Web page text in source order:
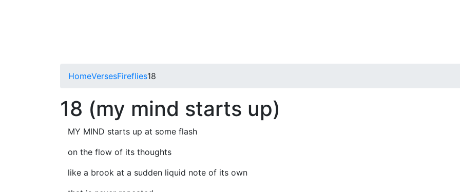
HomeVersesFireflies18
18 (my mind starts up)
MY MIND starts up at some flash
on the flow of its thoughts
like a brook at a sudden liquid note of its own